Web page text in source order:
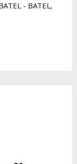
- BATEL,